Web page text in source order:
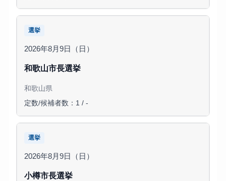
選挙
2026年8月9日（日）
和歌山市長選挙
和歌山県
定数/候補者数：1 / -
選挙
2026年8月9日（日）
小樽市長選挙